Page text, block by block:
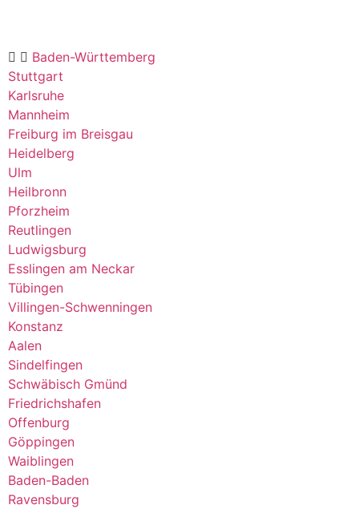
Baden-Württemberg
Stuttgart
Karlsruhe
Mannheim
Freiburg im Breisgau
Heidelberg
Ulm
Heilbronn
Pforzheim
Reutlingen
Ludwigsburg
Esslingen am Neckar
Tübingen
Villingen-Schwenningen
Konstanz
Aalen
Sindelfingen
Schwäbisch Gmünd
Friedrichshafen
Offenburg
Göppingen
Waiblingen
Baden-Baden
Ravensburg